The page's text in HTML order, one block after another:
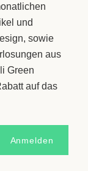
und
sowie
aus
Green
auf das